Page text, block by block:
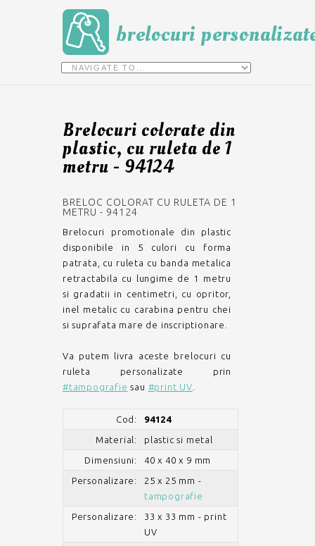
brelocuri
Brelocuri colorate din
plastic, cu ruleta de 1
metru - 94124
BRELOC COLORAT CU RULETA DE 1
METRU - 94124
Brelocuri promotionale din plastic
disponibile in 5 culori cu forma
patrata, cu ruleta cu banda metalica
retractabila cu lungime de 1 metru
si gradatii in centimetri, cu opritor,
inel metalic cu carabina pentru chei
si suprafata mare de inscriptionare.
Va putem livra aceste brelocuri cu
ruleta personalizate prin
#tampografie sau #print UV
Cod: 94124
Material: plastic si metal
Dimensiuni: 40 x 40 x 9 mm
Personalizare:
25 x 25 mm -
tampografie
Personalizare:
33 x 33 mm - print
UV